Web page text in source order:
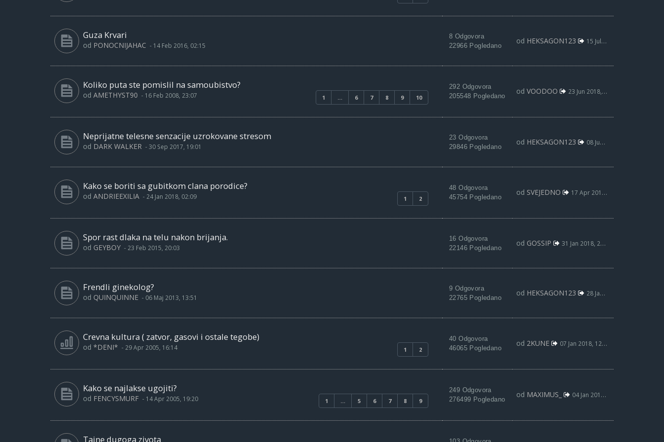
Guza Krvari
od PONOCNIJAHAC - 14 Feb 2016, 02:15
8 Odgovora
22966 Pogledano
od HEKSAGON123 15 Jul 2018, 13:47
Koliko puta ste pomislil na samoubistvo?
1 … 6 7 8 9 10
od AMETHYST90 - 16 Feb 2008, 23:07
292 Odgovora
205548 Pogledano
od VOODOO 23 Jun 2018, 20:09
Neprijatne telesne senzacije uzrokovane stresom
od DARK WALKER - 30 Sep 2017, 19:01
23 Odgovora
29846 Pogledano
od HEKSAGON123 08 Jun 2018, 17:45
Kako se boriti sa gubitkom clana porodice?
1 2
od ANDRIEEXILIA - 24 Jan 2018, 02:09
48 Odgovora
45754 Pogledano
od SVEJEDNO 17 Apr 2018, 02:39
Spor rast dlaka na telu nakon brijanja.
od GEYBOY - 23 Feb 2015, 20:03
16 Odgovora
22146 Pogledano
od GOSSIP 31 Jan 2018, 22:40
Frendli ginekolog?
od QUINQUINNE - 06 Maj 2013, 13:51
9 Odgovora
22765 Pogledano
od HEKSAGON123 28 Jan 2018, 16:16
Crevna kultura ( zatvor, gasovi i ostale tegobe)
1 2
od *DENI* - 29 Apr 2005, 16:14
40 Odgovora
46065 Pogledano
od 2KUNE 07 Jan 2018, 12:27
Kako se najlakse ugojiti?
1 … 5 6 7 8 9
od FENCYSMURF - 14 Apr 2005, 19:20
249 Odgovora
276499 Pogledano
od MAXIMUS_ 04 Jan 2018, 00:57
Tajne dugoga zivota